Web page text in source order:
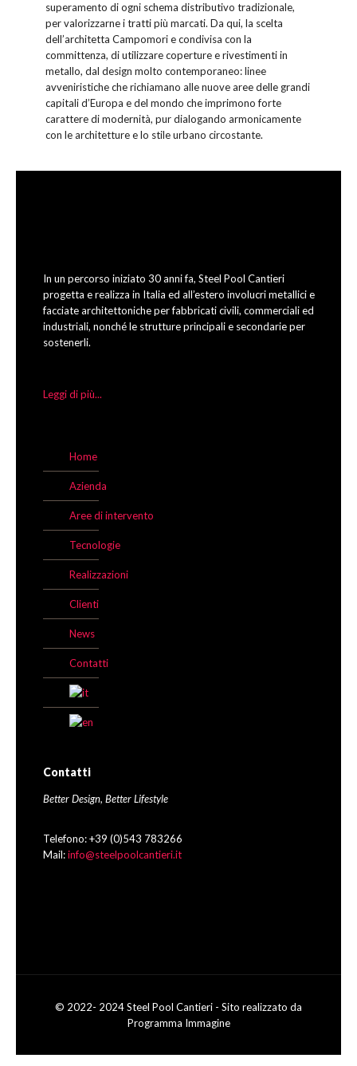
superamento di ogni schema distributivo tradizionale,
per valorizzarne i tratti più marcati. Da qui, la scelta
dell’architetta Campomori e condivisa con la
committenza, di utilizzare coperture e rivestimenti in
metallo, dal design molto contemporaneo: linee
avveniristiche che richiamano alle nuove aree delle grandi
capitali d’Europa e del mondo che imprimono forte
carattere di modernità, pur dialogando armonicamente
con le architetture e lo stile urbano circostante.
In un percorso iniziato 30 anni fa, Steel Pool Cantieri
progetta e realizza in Italia ed all’estero involucri metallici e
facciate architettoniche per fabbricati civili, commerciali ed
industriali, nonché le strutture principali e secondarie per
sostenerli.
Leggi di più...
Home
Azienda
Aree di intervento
Tecnologie
Realizzazioni
Clienti
News
Contatti
Contatti
Better Design, Better Lifestyle
Telefono: +39 (0)543 783266
Mail:info@steelpoolcantieri.it
© 2022- 2024 Steel Pool Cantieri - Sito realizzato da
Programma Immagine